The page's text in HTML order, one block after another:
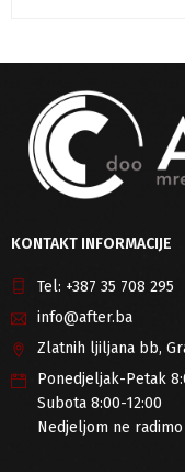
KONTAKT INFORMACIJE
Tel: +387 35 708 295
info@after.ba
Zlatnih ljiljana bb,
Ponedjeljak-Petak
Subota 8:00-12:00
Nedjeljom ne radimo